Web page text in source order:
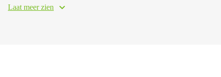
Laat meer zien